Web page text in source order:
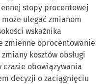
stopy procentowej
ulegać zmianom
wskaźnika
zmienne oprocentowanie
kosztów obsługi
czasie obowiązywania
decyzji o zaciągnięciu